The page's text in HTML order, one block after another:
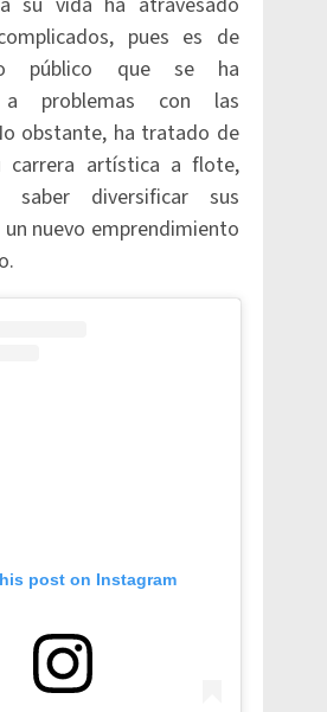
pues es de
público que se ha
a problemas con las
obstante, ha tratado de
carrera artística a flote,
saber diversificar sus
un nuevo emprendimiento
post on Instagram